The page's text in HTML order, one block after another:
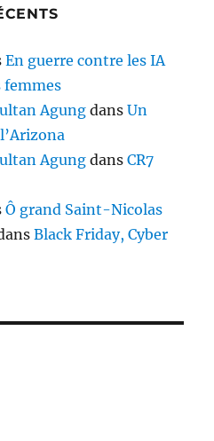
En guerre contre les IA
femmes
Agung dansUn
Agung dansCR7
Ô grand Saint-Nicolas
Black Friday, Cyber